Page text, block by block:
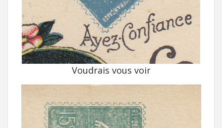
Voudrais vous voir